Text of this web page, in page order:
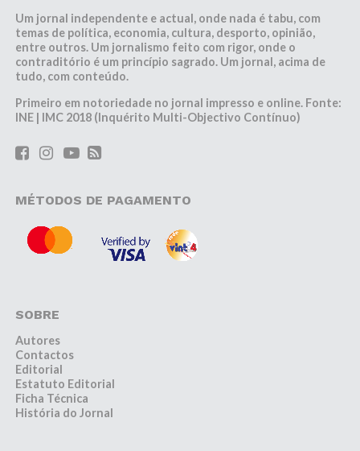
Um jornal independente e actual, onde nada é tabu, com
temas de política, economia, cultura, desporto, opinião,
entre outros. Um jornalismo feito com rigor, onde o
contraditório é um princípio sagrado. Um jornal, acima de
tudo, com conteúdo.
Primeiro em notoriedade no jornal impresso e online. Fonte:
INE | IMC 2018 (Inquérito Multi-Objectivo Contínuo)
MÉTODOS DE PAGAMENTO
SOBRE
Autores
Contactos
Editorial
Estatuto Editorial
Ficha Técnica
História do Jornal